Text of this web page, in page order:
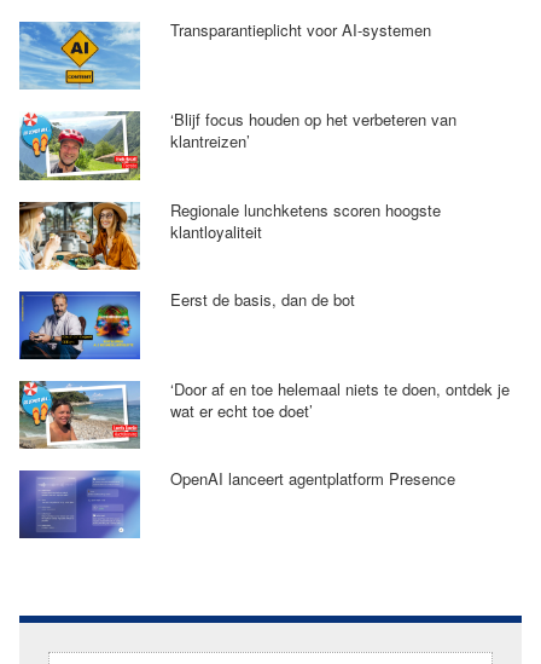
Transparantieplicht voor AI-systemen
‘Blijf focus houden op het verbeteren van
klantreizen’
Regionale lunchketens scoren hoogste
klantloyaliteit
Eerst de basis, dan de bot
‘Door af en toe helemaal niets te doen, ontdek je
wat er echt toe doet’
OpenAI lanceert agentplatform Presence